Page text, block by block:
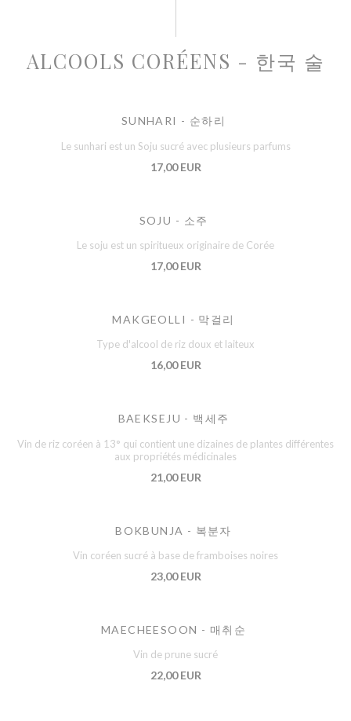
ALCOOLS CORÉENS - 한국 술
SUNHARI - 순하리
Le sunhari est un Soju sucré avec plusieurs parfums
17,00 EUR
SOJU - 소주
Le soju est un spiritueux originaire de Corée
17,00 EUR
MAKGEOLLI - 막걸리
Type d'alcool de riz doux et laiteux
16,00 EUR
BAEKSEJU - 백세주
Vin de riz coréen à 13° qui contient une dizaines de plantes différentes
aux propriétés médicinales
21,00 EUR
BOKBUNJA - 복분자
Vin coréen sucré à base de framboises noires
23,00 EUR
MAECHEESOON - 매취순
Vin de prune sucré
22,00 EUR